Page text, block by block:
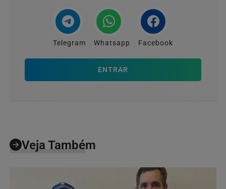
Telegram Whatsapp Facebook
ENTRAR
Veja Também